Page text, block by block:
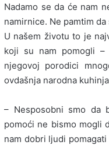
Nadamo se da će nam
namirnice. Ne pamtim
U našem životu to je
koji su nam pomogli –
njegovoj porodici
ovdašnja narodna
– Nesposobni smo da
pomoći ne bismo mogli
nam dobri ljudi